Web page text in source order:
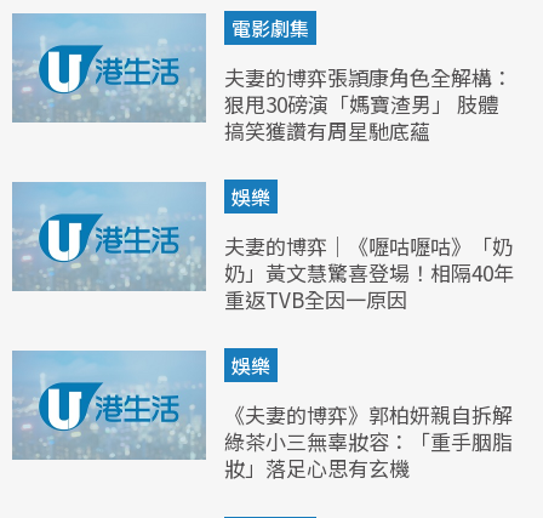
電影劇集
夫妻的博弈張頴康角色全解構：
狠甩30磅演「媽寶渣男」 肢體
搞笑獲讚有周星馳底蘊
娛樂
夫妻的博弈｜《嚦咕嚦咕》「奶
奶」黃文慧驚喜登場！相隔40年
重返TVB全因一原因
娛樂
《夫妻的博弈》郭柏妍親自拆解
綠茶小三無辜妝容：「重手胭脂
妝」落足心思有玄機